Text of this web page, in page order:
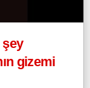
şey
gizemi